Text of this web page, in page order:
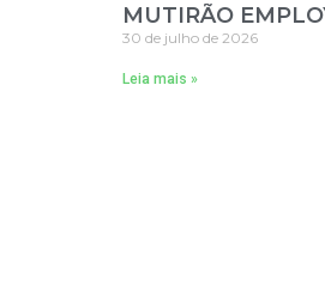
MUTIRÃO
30 de julho de 2026
Leia mais »